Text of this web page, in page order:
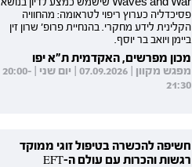
פסיכדליה כערוץ ריפוי לטראומה: מהחוויה
הקלינית לידע מחקרי. בהנחיית פרופ' שרון זין
ביימן ויואב בר יוסף.
מכון מפרשים, האקדמית ת"א יפו
מפגש מקוון | 07.09.2026 | יום שני | 20:00-
21:30
חשיפה להכשרה בטיפול זוגי ממוקד
רגשות והכרות עם עולם ה-EFT